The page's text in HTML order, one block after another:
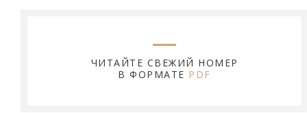
ЧИТАЙТЕ СВЕЖИЙ НОМЕР
В ФОРМАТЕ PDF